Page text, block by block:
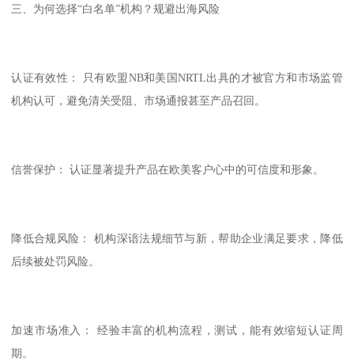
三、为何选择“白名单”机构？规避出海风险
认证有效性： 只有欧盟NB和美国NRTL出具的才被官方和市场监管
机构认可，避免清关受阻、市场通报甚至产品召回。
信誉保护： 认证显著提升产品在欧美客户心中的可信度和形象。
降低合规风险： 机构深谙法规细节与新，帮助企业满足要求，降低
后续被处罚风险。
加速市场准入： 经验丰富的机构流程，测试，能有效缩短认证周
期。